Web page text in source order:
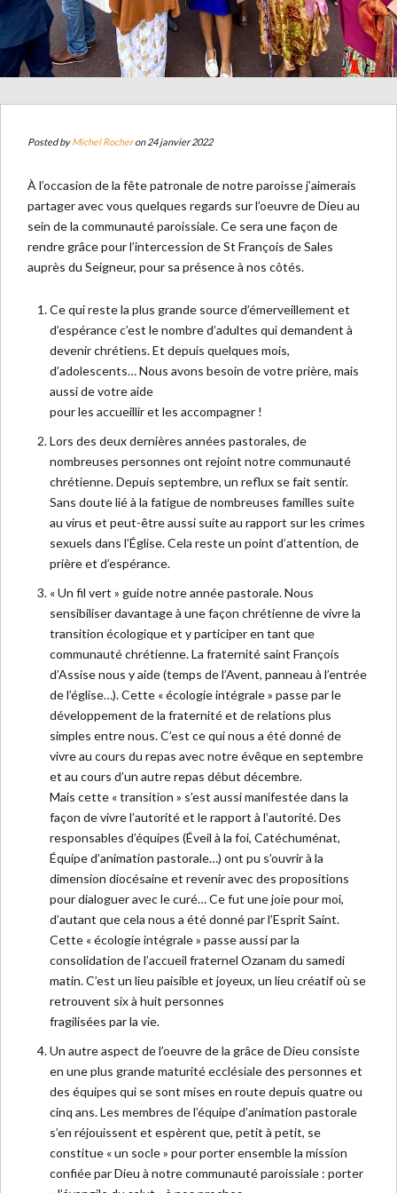
Posted byMichel Rocheron 24 janvier 2022
À l’occasion de la fête patronale de notre paroisse j’aimerais
partager avec vous quelques regards sur l’oeuvre de Dieu au
sein de la communauté paroissiale. Ce sera une façon de
rendre grâce pour l’intercession de St François de Sales
auprès du Seigneur, pour sa présence à nos côtés.
Ce qui reste la plus grande source d’émerveillement et
d’espérance c’est le nombre d’adultes qui demandent à
devenir chrétiens. Et depuis quelques mois,
d’adolescents… Nous avons besoin de votre prière, mais
aussi de votre aide
pour les accueillir et les accompagner !
Lors des deux dernières années pastorales, de
nombreuses personnes ont rejoint notre communauté
chrétienne. Depuis septembre, un reflux se fait sentir.
Sans doute lié à la fatigue de nombreuses familles suite
au virus et peut-être aussi suite au rapport sur les crimes
sexuels dans l’Église. Cela reste un point d’attention, de
prière et d’espérance.
« Un fil vert » guide notre année pastorale. Nous
sensibiliser davantage à une façon chrétienne de vivre la
transition écologique et y participer en tant que
communauté chrétienne. La fraternité saint François
d’Assise nous y aide (temps de l’Avent, panneau à l’entrée
de l’église…). Cette « écologie intégrale » passe par le
développement de la fraternité et de relations plus
simples entre nous. C’est ce qui nous a été donné de
vivre au cours du repas avec notre évêque en septembre
et au cours d’un autre repas début décembre.
Mais cette « transition » s’est aussi manifestée dans la
façon de vivre l’autorité et le rapport à l’autorité. Des
responsables d’équipes (Éveil à la foi, Catéchuménat,
Équipe d’animation pastorale…) ont pu s’ouvrir à la
dimension diocésaine et revenir avec des propositions
pour dialoguer avec le curé… Ce fut une joie pour moi,
d’autant que cela nous a été donné par l’Esprit Saint.
Cette « écologie intégrale » passe aussi par la
consolidation de l’accueil fraternel Ozanam du samedi
matin. C’est un lieu paisible et joyeux, un lieu créatif où se
retrouvent six à huit personnes
fragilisées par la vie.
Un autre aspect de l’oeuvre de la grâce de Dieu consiste
en une plus grande maturité ecclésiale des personnes et
des équipes qui se sont mises en route depuis quatre ou
cinq ans. Les membres de l’équipe d’animation pastorale
s’en réjouissent et espèrent que, petit à petit, se
constitue « un socle » pour porter ensemble la mission
confiée par Dieu à notre communauté paroissiale : porter